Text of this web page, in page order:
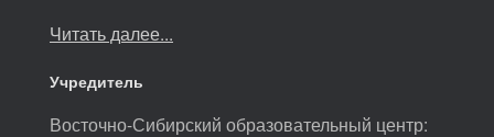
Читать далее...
Учредитель
Восточно-Сибирский образовательный центр: